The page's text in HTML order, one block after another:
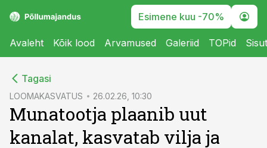
Esimene kuu -70%
Avaleht Kõik lood Arvamused Galeriid TOPid
Tagasi
LOOMAKASVATUS 26.02.26, 10:30
Munatootja plaanib uut
kanalat, kasvatab vilja ja